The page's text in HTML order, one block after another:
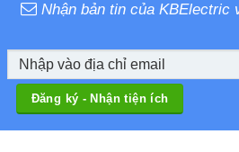
Nhận bản tin của KBElectric